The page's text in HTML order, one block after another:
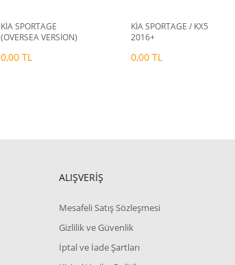
KİA SPORTAGE
(OVERSEA VERSİON)
0,00 TL
KİA SPORTAGE / KX5
2016+
0,00 TL
ALIŞVERİŞ
Mesafeli Satış Sözleşmesi
Gizlilik ve Güvenlik
İptal ve İade Şartları